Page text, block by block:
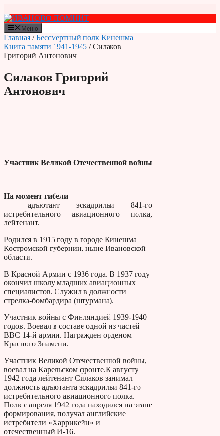
к
содержимому
Меню
Главная /Бессмертный полк Кинешма
Книга памяти 1941-1945 / Силаков
Григорий Антонович
Силаков Григорий
Антонович
Участник Великой Отечественной войны
На момент гибели
— адъютант эскадрильи 841-го
истребительного авиационного полка,
лейтенант.
Родился в 1915 году в городе Кинешма
Костромской губернии, ныне Ивановской
области.
В Красной Армии с 1936 года. В 1937 году
окончил школу младших авиационных
специалистов. Служил в должности
стрелка-бомбардира (штурмана).
Участник войны с Финляндией 1939-1940
годов. Воевал в составе одной из частей
ВВС 14-й армии. Награжден орденом
Красного Знамени.
Участник Великой Отечественной войны,
воевал на Карельском фронте.К августу
1942 года лейтенант Силаков занимал
должность адъютанта эскадрильи 841-го
истребительного авиационного полка.
Полк с апреля 1942 года находился на этапе
формирования, получал английские
истребители «Харрикейн» и
отечественный И-16.